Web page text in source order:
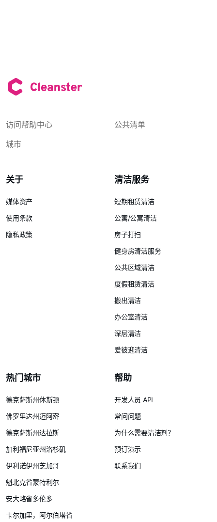
访问帮助中心
公共清单
城市
关于
媒体资产
使用条款
隐私政策
清洁服务
短期租赁清洁
公寓/公寓清洁
房子打扫
健身房清洁服务
公共区域清洁
度假租赁清洁
搬出清洁
办公室清洁
深层清洁
爱彼迎清洁
热门城市
德克萨斯州休斯顿
佛罗里达州迈阿密
德克萨斯州达拉斯
加利福尼亚州洛杉矶
伊利诺伊州芝加哥
魁北克省蒙特利尔
安大略省多伦多
卡尔加里，阿尔伯塔省
帮助
开发人员 API
常问问题
为什么需要清洁剂？
预订演示
联系我们